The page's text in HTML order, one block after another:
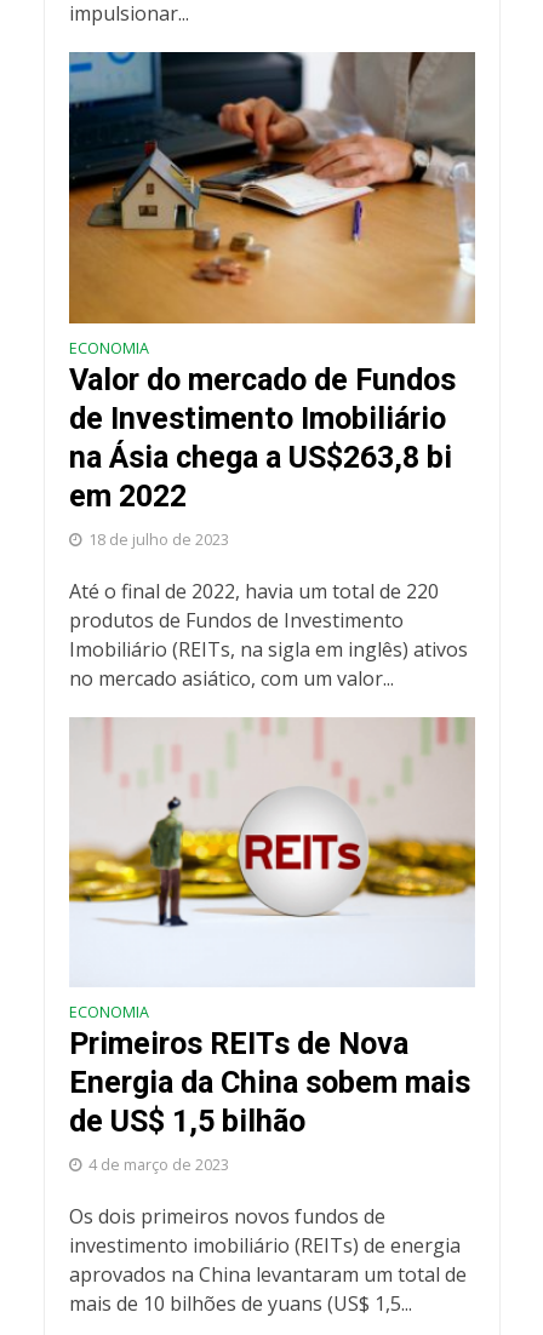
impulsionar...
ECONOMIA
Valor do mercado de Fundos
de Investimento Imobiliário
na Ásia chega a US$263,8 bi
em 2022
18 de julho de 2023
Até o final de 2022, havia um total de 220
produtos de Fundos de Investimento
Imobiliário (REITs, na sigla em inglês) ativos
no mercado asiático, com um valor...
ECONOMIA
Primeiros REITs de Nova
Energia da China sobem mais
de US$ 1,5 bilhão
4 de março de 2023
Os dois primeiros novos fundos de
investimento imobiliário (REITs) de energia
aprovados na China levantaram um total de
mais de 10 bilhões de yuans (US$ 1,5...